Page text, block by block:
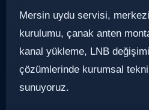
Mersin uydu servisi,
kurulumu, çanak anten
kanal yükleme, LNB
çözümlerinde kurumsal
sunuyoruz.